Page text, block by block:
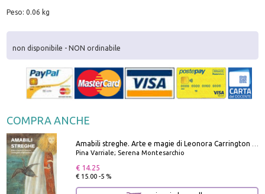
Peso: 0.06 kg
non disponibile - NON ordinabile
COMPRA ANCHE
Pina Varriale; Serena Montesarchio
€ 14.25
€ 15.00 -5 %